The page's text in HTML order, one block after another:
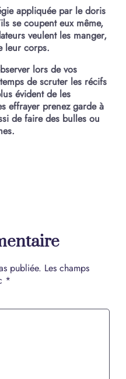
appliquée par le doris
se coupent eux même,
veulent les manger,
leur corps.
lors de vos
de scruter les récifs
évident de les
effrayer prenez garde à
de faire des bulles ou
publiée. Les champs
*